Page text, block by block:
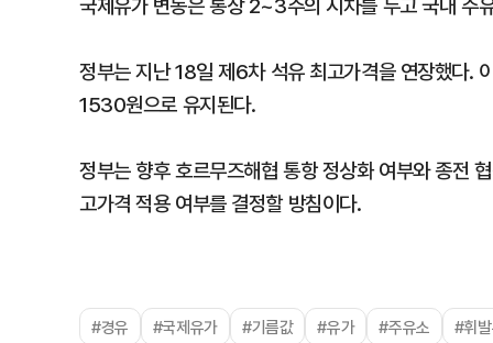
정부는 지난 18일 제6차 석유 최고가격을 연장했다
1530원으로 유지된다.
정부는 향후 호르무즈해협 통항 정상화 여부와 종전
고가격 적용 여부를 결정할 방침이다.
#경유 #국제유가 #기름값 #유가 #주유소 #휘